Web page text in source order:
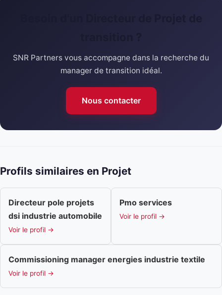
SNR Partners vous accompagne dans la recherche du
manager de transition idéal.
Nous contacter
Profils similaires en Projet
Directeur pole projets
dsi industrie automobile
Voir le profil →
Pmo services
Voir le profil →
Commissioning manager energies industrie textile
Voir le profil →